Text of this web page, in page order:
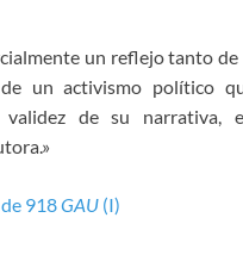
un reflejo tanto de
un activismo político
validez de su narrativa,
918GAU (I)